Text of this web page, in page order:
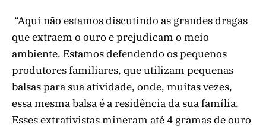
“Aqui não estamos discutindo as grandes dragas
que extraem o ouro e prejudicam o meio
ambiente. Estamos defendendo os pequenos
produtores familiares, que utilizam pequenas
balsas para sua atividade, onde, muitas vezes,
essa mesma balsa é a residência da sua família.
Esses extrativistas mineram até 4 gramas de ouro